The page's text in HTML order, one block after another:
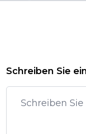
Schreiben Sie